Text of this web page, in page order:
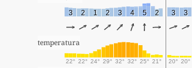
3 2 1 2 3 4 5 2 3 3
temperatura
22° 22° 24° 29° 32° 32° 25° 21° 20° 20°